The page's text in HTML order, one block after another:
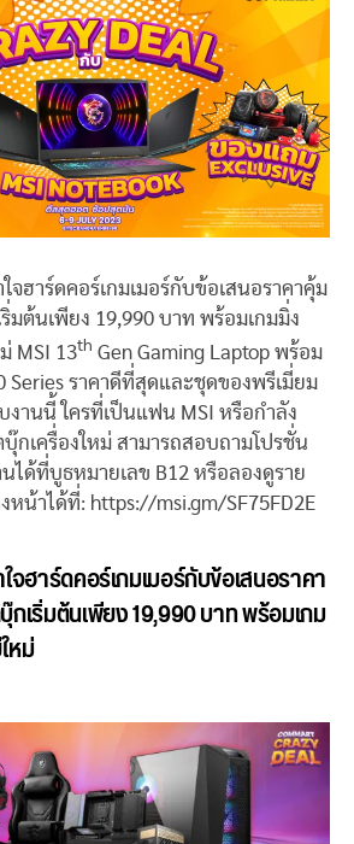
ใจฮาร์ดคอร์เกมเมอร์กับข้อเสนอราคาคุ้ม
ริ่มต้นเพียง 19,990 บาท พร้อมเกมมิ่ง
MSI 13th Gen Gaming Laptop พร้อม
Series ราคาดีที่สุดและชุดของพรีเมี่ยม
งานนี้ ใครที่เป็นแฟน MSI หรือกำลัง
กเครื่องใหม่ สามารถสอบถามโปรชั่น
ได้ที่บูธหมายเลข B12 หรือลองดูราย
หน้าได้ที่: https://msi.gm/SF75FD2E
ใจฮาร์ดคอร์เกมเมอร์กับข้อเสนอราคา
กเริ่มต้นเพียง 19,990 บาท พร้อมเกม
หม่